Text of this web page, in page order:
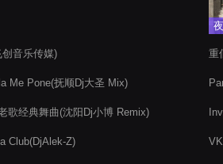
音乐传媒)
Me Pone(抚顺Dj大圣 Mix)
歌经典舞曲(沈阳Dj小博 Remix)
Club(DjAlek-Z)
重